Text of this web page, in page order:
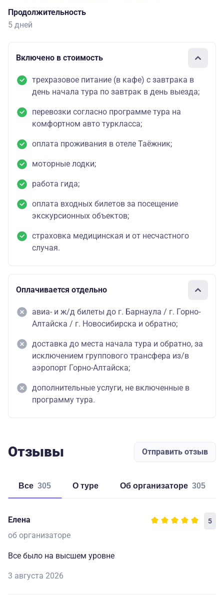
Продолжительность
5 дней
Включено в стоимость
трехразовое питание (в кафе) с завтрака в
день начала тура по завтрак в день выезда;
перевозки согласно программе тура на
комфортном авто туркласса;
оплата проживания в отеле Таёжник;
моторные лодки;
работа гида;
оплата входных билетов за посещение
экскурсионных объектов;
страховка медицинская и от несчастного
случая.
Оплачивается отдельно
авиа- и ж/д билеты до г. Барнаула / г. Горно-
Алтайска / г. Новосибирска и обратно;
доставка до места начала тура и обратно, за
исключением группового трансфера из/в
аэропорт Горно-Алтайска;
дополнительные услуги, не включенные в
программу тура.
Отзывы Отправить отзыв
Все 305 о туре об организаторе 305
Елена 5
об организаторе
Все было на высшем уровне
3 августа 2026